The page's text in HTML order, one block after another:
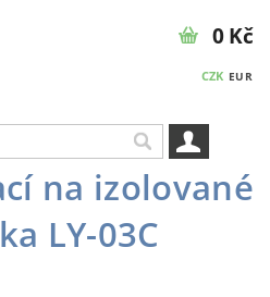
CZK EUR
0 Kč
na izolované
LY-03C